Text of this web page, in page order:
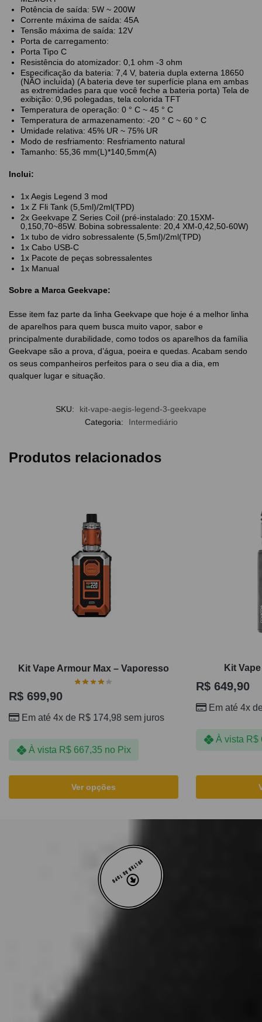
Potência de saída: 5W ~ 200W
Corrente máxima de saída: 45A
Tensão máxima de saída: 12V
Porta de carregamento:
Porta Tipo C
Resistência do atomizador: 0,1 ohm -3 ohm
Especificação da bateria: 7,4 V, bateria dupla externa 18650
(NÃO incluída) (A bateria deve ter superfície plana em ambas
as extremidades para que você feche a bateria porta) Tela de
exibição: 0,96 polegadas, tela colorida TFT
Temperatura de operação: 0 ° C ~ 45 ° C
Temperatura de armazenamento: -20 ° C ~ 60 ° C
Umidade relativa: 45% UR ~ 75% UR
Modo de resfriamento: Resfriamento natural
Tamanho: 55,36 mm(L)*140,5mm(A)
Inclui:
1x Aegis Legend 3 mod
1x Z Fli Tank (5,5ml)/2ml(TPD)
2x Geekvape Z Series Coil (pré-instalado: Z0.15XM-
0,150,70~85W. Bobina sobressalente: 20,4 XM-0,42,50-60W)
1x tubo de vidro sobressalente (5,5ml)/2ml(TPD)
1x Cabo USB-C
1x Pacote de peças sobressalentes
1x Manual
Sobre a Marca Geekvape:
Esse item faz parte da linha Geekvape que hoje é a melhor linha
de aparelhos para quem busca muito vapor, sabor e
principalmente durabilidade, como todos os aparelhos da família
Geekvape são a prova, d’água, poeira e quedas. Acabam sendo
os seus companheiros perfeitos para o seu dia a dia, em
qualquer lugar e situação.
SKU:
kit-vape-aegis-legend-3-geekvape
Categoria:
Intermediário
Produtos relacionados
Kit Vape Armour Max – Vaporesso
R$ 699,90
Em até 4x de R$ 174,98 sem juros
À vista R$667,35 no Pix
Ver opções
Kit
R$ 649,90
Em até 4x
À vista R$
VOLTAR AO TOPO